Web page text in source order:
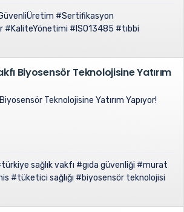
#Sertifikasyon
#KaliteYönetimi #ISO13485 #tıbbi
Biyosensör Teknolojisine Yatırım
Teknolojisine Yatırım Yapıyor!
sağlık vakfı #gıda güvenliği #murat
#tüketici sağlığı #biyosensör teknolojisi